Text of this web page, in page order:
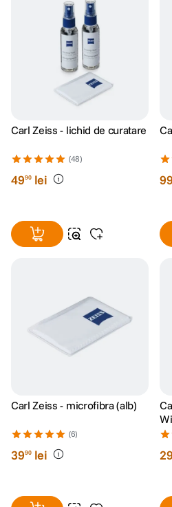
Carl Zeiss - lichid de curatare
(48)
4990 lei 99
Carl Zeiss - microfibra (alb)
(6)
3990 lei 29